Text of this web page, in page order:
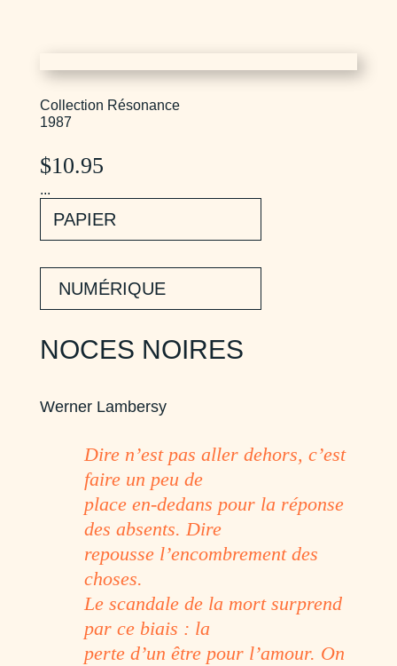
Collection Résonance
1987
$10.95
...
PAPIER
NUMÉRIQUE
NOCES NOIRES
Werner Lambersy
Dire n’est pas aller dehors, c’est
faire un peu de
place en-dedans pour la réponse
des absents. Dire
repousse l’encombrement des
choses.
Le scandale de la mort surprend
par ce biais : la
perte d’un être pour l’amour. On